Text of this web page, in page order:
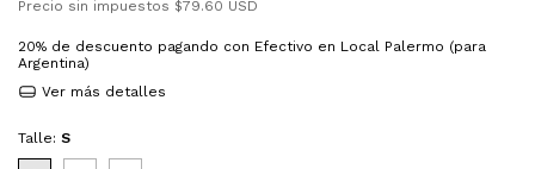
Precio sin impuestos $79.60 USD
20% de descuento pagando con Efectivo en Local Palermo (para
Argentina)
Ver más detalles
Talle: S